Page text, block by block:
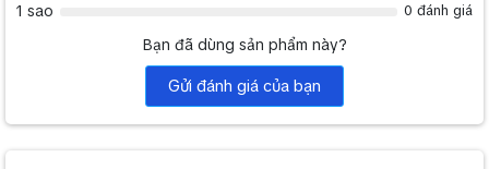
1 sao 0 đánh giá
Bạn đã dùng sản phẩm này?
Gửi đánh giá của bạn